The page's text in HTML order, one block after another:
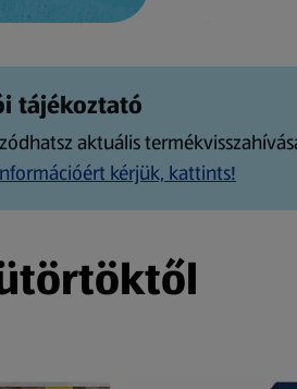
tájékoztató
aktuális
kérjük, kattints!